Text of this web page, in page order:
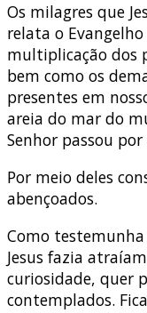
Os milagres que
relata o
multiplicação dos
bem como os
presentes em
areia do mar do
Senhor passou por
Por meio deles
abençoados.
Como
Jesus fazia
curiosidade, quer
contemplados.